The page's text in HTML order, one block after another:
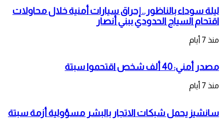
ليلة سوداء بالناظور.. إحراق سيارات أمنية خلال محاولات
اقتحام السياج الحدودي ببني أنصار
منذ 7 أيام
مصدر أمني: 40 ألف شخص اقتحموا سبتة
منذ 7 أيام
سانشيز يحمل شبكات الاتجار بالبشر مسؤولية أزمة سبتة